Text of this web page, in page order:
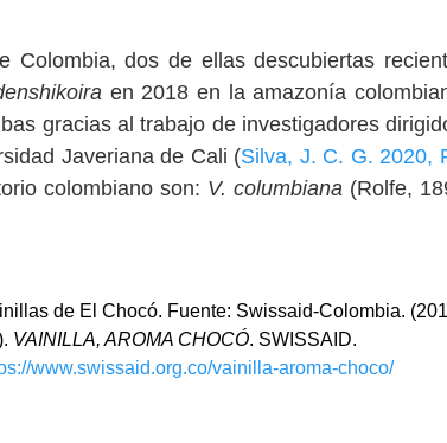
dos de ellas descubiertas
en 2018 en la amazonía
gracias al trabajo de investigadores
Javeriana de Cali (Silva, J. C. G. 2020,
colombiano son: V. columbiana (Rolfe,
de El Chocó. Fuente: Swissaid-Colombia.
VAINILLA, AROMA CHOCÓ. SWISSAID.
www.swissaid.org.co/vainilla-aroma-choco/